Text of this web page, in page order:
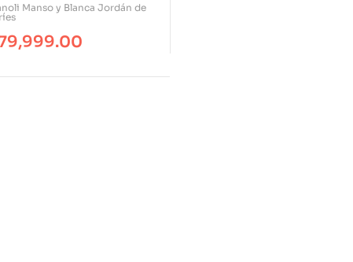
Su Inteligencia?
Hacerlos Felices?
Manso y Blanca Jordán de